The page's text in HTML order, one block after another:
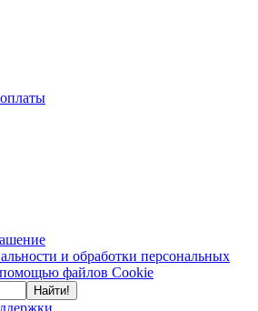
и обработки персональных
файлов Cookie
Найти!